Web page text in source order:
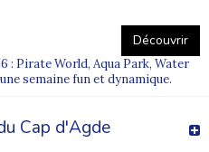
Découvrir
: Pirate World, Aqua Park, Water
semaine fun et dynamique.
Cap d'Agde